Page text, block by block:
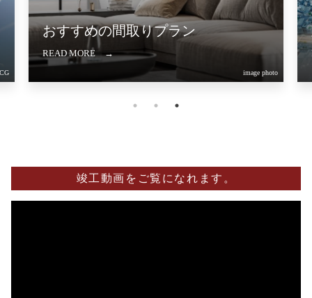
祇園・東山の
豊かな自然を享受。
READ MORE →
航空写真
竣工動画をご覧になれます。